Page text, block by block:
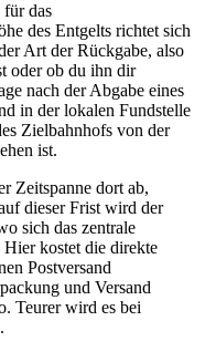
für das
des Entgelts richtet sich
Art der Rückgabe, also
oder ob du ihn dir
nach der Abgabe eines
in der lokalen Fundstelle
Zielbahnhofs von der
ist.
Zeitspanne dort ab,
dieser Frist wird der
sich das zentrale
kostet die direkte
Postversand
und Versand
Teurer wird es bei